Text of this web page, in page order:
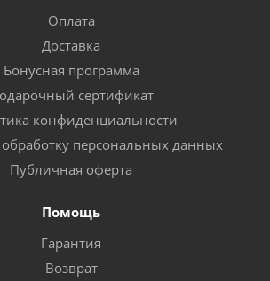
Оплата
Доставка
Бонусная программа
сертификат
конфиденциальности
обработку персональных данных
Публичная оферта
Помощь
Гарантия
Возврат